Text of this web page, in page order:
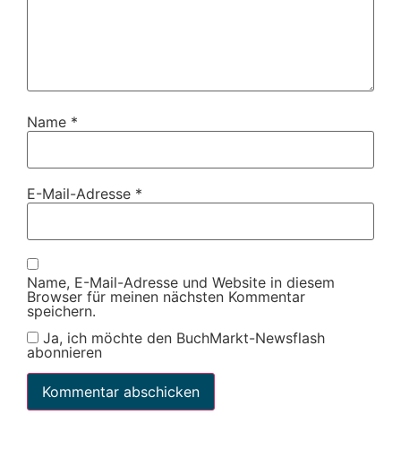
Name *
E-Mail-Adresse *
Name, E-Mail-Adresse und Website in diesem
Browser für meinen nächsten Kommentar
speichern.
Ja, ich möchte den BuchMarkt-Newsflash
abonnieren